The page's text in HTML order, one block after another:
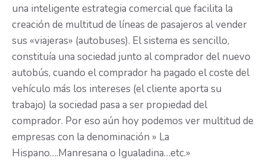
una inteligente estrategia comercial que facilita la
creación de multitud de líneas de pasajeros al vender
sus «viajeras» (autobuses). El sistema es sencillo,
constituía una sociedad junto al comprador del nuevo
autobús, cuando el comprador ha pagado el coste del
vehículo más los intereses (el cliente aporta su
trabajo) la sociedad pasa a ser propiedad del
comprador. Por eso aún hoy podemos ver multitud de
empresas con la denominación » La
Hispano….Manresana o Igualadina…etc.»